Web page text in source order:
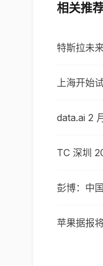
相关推
特斯拉未
上海开始
data.ai 2
TC 深圳
彭博：中
苹果据报